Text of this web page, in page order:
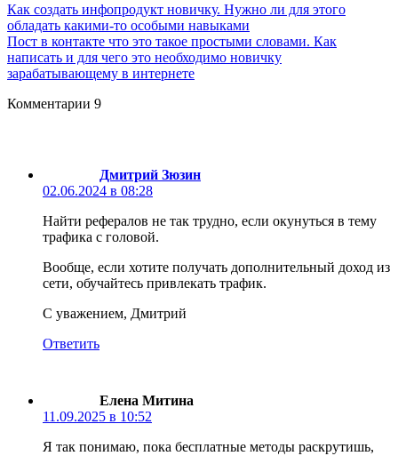
Как создать инфопродукт новичку. Нужно ли для этого
обладать какими-то особыми навыками
Пост в контакте что это такое простыми словами. Как
написать и для чего это необходимо новичку
зарабатывающему в интернете
Комментарии 9
Дмитрий Зюзин
02.06.2024 в 08:28
Найти рефералов не так трудно, если окунуться в тему
трафика с головой.
Вообще, если хотите получать дополнительный доход из
сети, обучайтесь привлекать трафик.
С уважением, Дмитрий
Ответить
Елена Митина
11.09.2025 в 10:52
Я так понимаю, пока бесплатные методы раскрутишь,